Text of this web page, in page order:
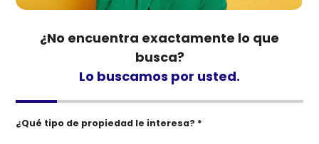
¿No encuentra exactamente lo que
busca?
Lo buscamos por usted.
¿Qué tipo de propiedad le interesa? *